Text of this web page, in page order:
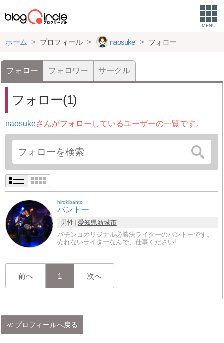
MENU
ホーム プロフィール naosuke フォロー
フォロー フォロワー サークル
フォロー(1)
naosukeさんがフォローしているユーザーの一覧です。
hirokibanto
バントー
男性 愛知県新城市
パチンコオリジナル必勝法ライターのバントーです。
売れないライターなんで、仕事ください!
前へ 1 次へ
プロフィールへ戻る